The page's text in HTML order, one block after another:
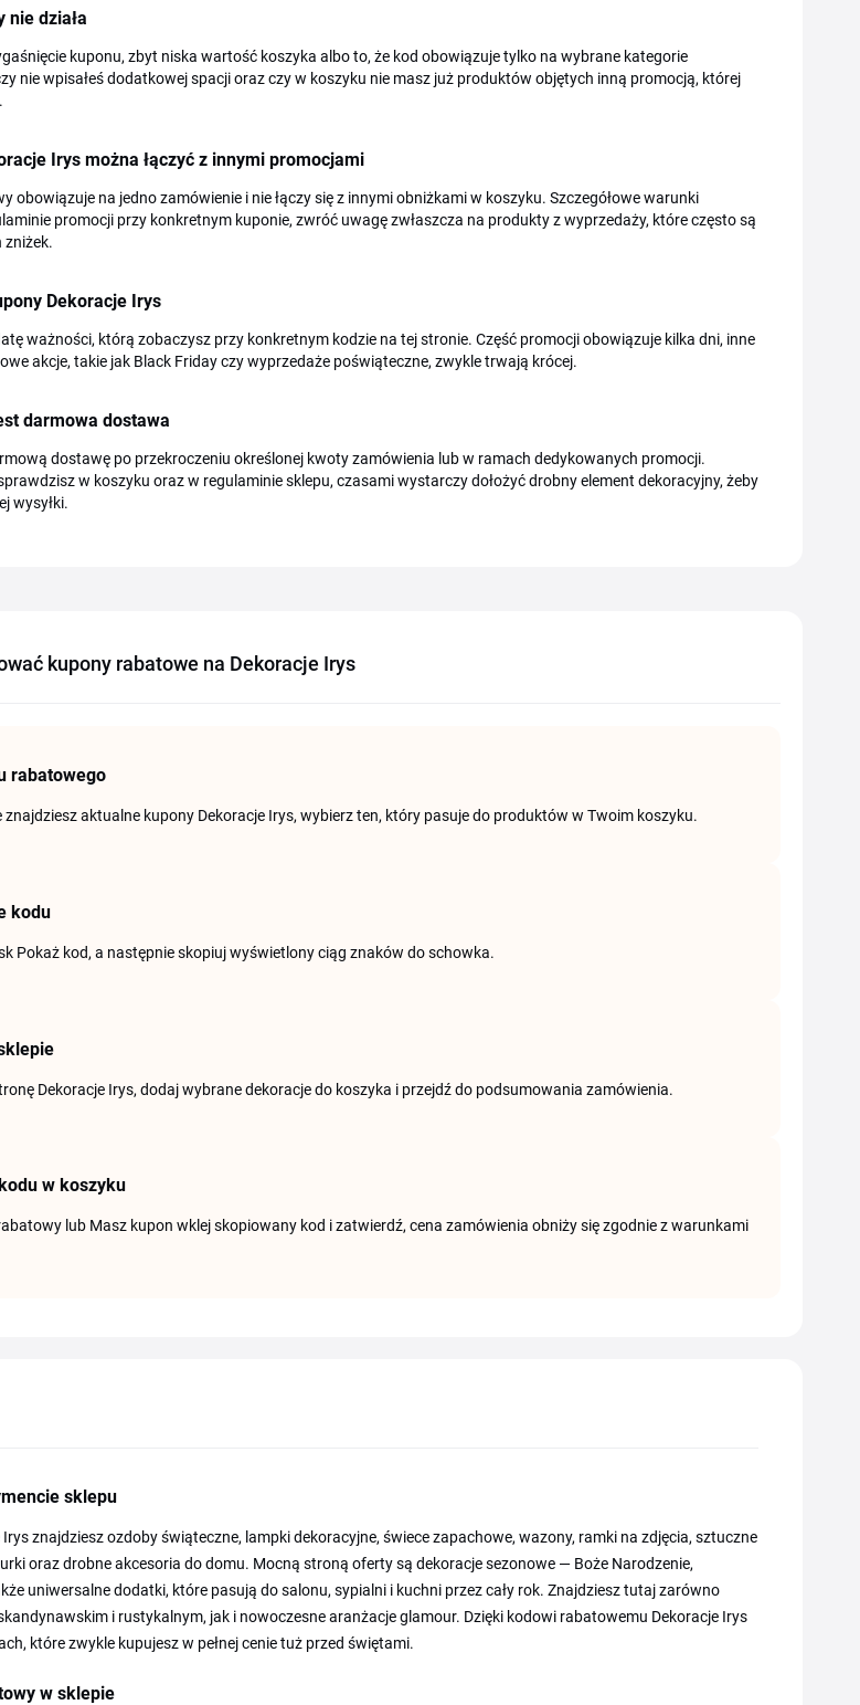
nie działa
kuponu, zbyt niska wartość koszyka albo to, że kod obowiązuje tylko na wybrane kategorie
nie wpisałeś dodatkowej spacji oraz czy w koszyku nie masz już produktów objętych inną promocją, której
Irys można łączyć z innymi promocjami
obowiązuje na jedno zamówienie i nie łączy się z innymi obniżkami w koszyku. Szczegółowe warunki
promocji przy konkretnym kuponie, zwróć uwagę zwłaszcza na produkty z wyprzedaży, które często są
zniżek.
Dekoracje Irys
ważności, którą zobaczysz przy konkretnym kodzie na tej stronie. Część promocji obowiązuje kilka dni, inne
akcje, takie jak Black Friday czy wyprzedaże poświąteczne, zwykle trwają krócej.
darmowa dostawa
dostawę po przekroczeniu określonej kwoty zamówienia lub w ramach dedykowanych promocji.
w koszyku oraz w regulaminie sklepu, czasami wystarczy dołożyć drobny element dekoracyjny, żeby
wysyłki.
kupony rabatowe na Dekoracje Irys
rabatowego
znajdziesz aktualne kupony Dekoracje Irys, wybierz ten, który pasuje do produktów w Twoim koszyku.
kodu
Pokaż kod, a następnie skopiuj wyświetlony ciąg znaków do schowka.
Dekoracje Irys, dodaj wybrane dekoracje do koszyka i przejdź do podsumowania zamówienia.
w koszyku
lub Masz kupon wklej skopiowany kod i zatwierdź, cena zamówienia obniży się zgodnie z warunkami
sklepu
znajdziesz ozdoby świąteczne, lampki dekoracyjne, świece zapachowe, wazony, ramki na zdjęcia, sztuczne
oraz drobne akcesoria do domu. Mocną stroną oferty są dekoracje sezonowe — Boże Narodzenie,
uniwersalne dodatki, które pasują do salonu, sypialni i kuchni przez cały rok. Znajdziesz tutaj zarówno
i rustykalnym, jak i nowoczesne aranżacje glamour. Dzięki kodowi rabatowemu Dekoracje Irys
które zwykle kupujesz w pełnej cenie tuż przed świętami.
w sklepie